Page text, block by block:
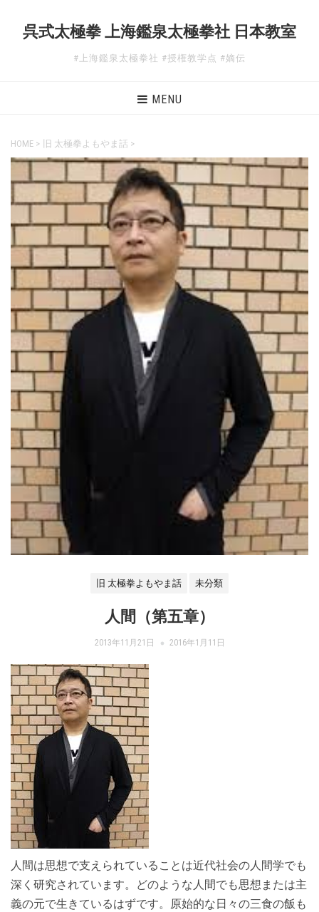
呉式太極拳 上海鑑泉太極拳社 日本教室
#上海鑑泉太極拳社 #授権教学点 #嫡伝
MENU
HOME > 旧 太極拳よもやま話 >
旧 太極拳よもやま話 未分類
人間（第五章）
2013年11月21日 2016年1月11日
人間は思想で支えられていることは近代社会の人間学でも
深く研究されています。どのような人間でも思想または主
義の元で生きているはずです。原始的な日々の三食の飯も